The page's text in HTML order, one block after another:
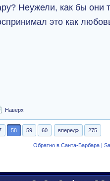
Неужели, как бы они
это как
Наверх
58 59 60 вперед» 275
Обратно в Санта-Барбара |